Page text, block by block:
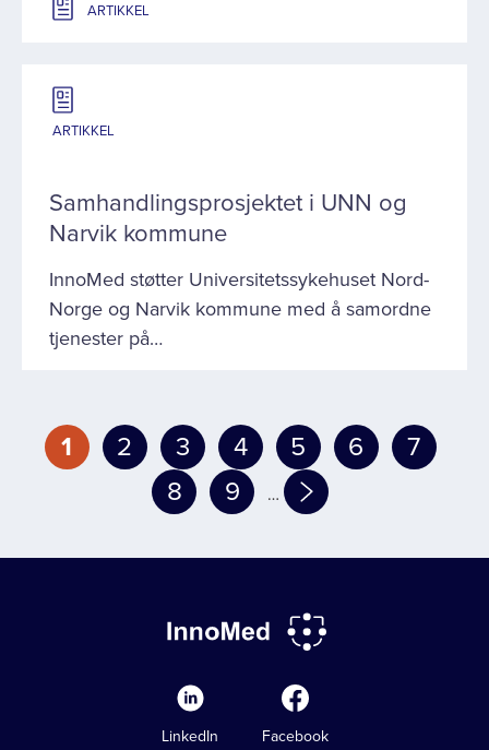
ARTIKKEL
ARTIKKEL
Samhandlingsprosjektet i UNN og
Narvik kommune
InnoMed støtter Universitetssykehuset Nord-
Norge og Narvik kommune med å samordne
tjenester på…
SiderPage
1 Page
2 Page
3 Page
4 Page
5 Page
6 Page
7
Page
8 Page
9 …
LinkedIn Facebook